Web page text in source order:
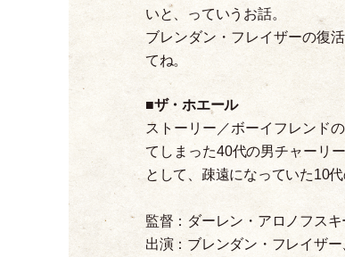
いと、っていうお話。
ブレンダン ・ フレイザーの復
てね。
■ザ・ホエール
ストーリー／ボーイフレンド
てしまった40代の男チャーリ
として、疎遠になっていた10
監督：ダーレン ・ アロノフスキ
出演：ブレンダン ・ フレイザ